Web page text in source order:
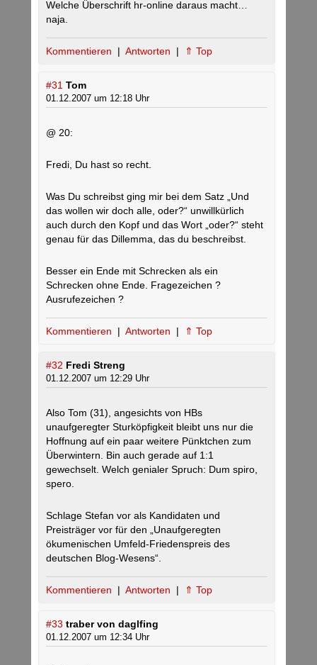
Welche Überschrift hr-online daraus macht…
naja.
Kommentieren | Antworten | ⇑ Top
#31 Tom
01.12.2007 um 12:18 Uhr
@ 20:
Fredi, Du hast so recht.
Was Du schreibst ging mir bei dem Satz „Und
das wollen wir doch alle, oder?“ unwillkürlich
auch durch den Kopf und das Wort „oder?“ steht
genau für das Dillemma, das du beschreibst.
Besser ein Ende mit Schrecken als ein
Schrecken ohne Ende. Fragezeichen ?
Ausrufezeichen ?
Kommentieren | Antworten | ⇑ Top
#32 Fredi Streng
01.12.2007 um 12:29 Uhr
Also Tom (31), angesichts von HBs
unaufgeregter Sturköpfigkeit bleibt uns nur die
Hoffnung auf ein paar weitere Pünktchen zum
Überwintern. Bin auch gerade auf 1:1
gewechselt. Welch genialer Spruch: Dum spiro,
spero.
Schlage Stefan vor als Kandidaten und
Preisträger vor für den „Unaufgeregten
ökumenischen Umfeld-Friedenspreis des
deutschen Blog-Wesens“.
Kommentieren | Antworten | ⇑ Top
#33 traber von daglfing
01.12.2007 um 12:34 Uhr